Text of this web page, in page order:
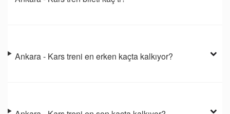
Ankara - Kars treni en erken kaçta kalkıyor?